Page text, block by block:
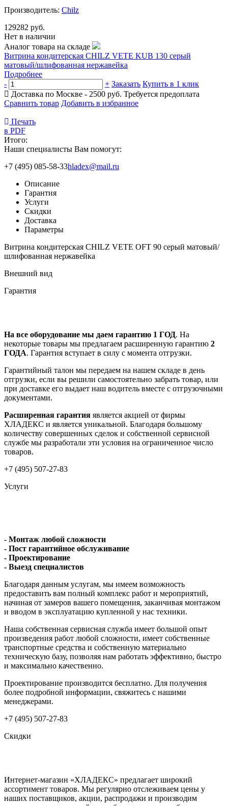
Производитель: Chilz
129282 руб.
Нет в наличии
Аналог товара на складе
Витрина кондитерская CHILZ VETE KUB 130 серый
матовый/шлифованная нержавейка
Подробнее
-
+ Заказать Купить в 1 клик
Доставка по Москве - 2500 руб. Требуется предоплата
Сравнить товар Добавить в избранное
Печать
в PDF
Итого:
Наши специалисты Вам помогут:
+7 (495) 085-58-33hladex@mail.ru
Описание
Гарантия
Услуги
Скидки
Доставка
Параметры
Витрина кондитерская CHILZ VETE OFT 90 серый матовый/
шлифованная нержавейка
Внешний вид
Гарантия
На все оборудование мы даем гарантию 1 ГОД. На
некоторые товары мы предлагаем расширенную гарантию 2
ГОДА. Гарантия вступает в силу с момента отгрузки.
Гарантийный талон мы передаем на нашем складе в день
отгрузки, если вы решили самостоятельно забрать товар, или
при доставке его выдает наш водитель вместе с отгрузочными
документами.
Расширенная гарантия является акцией от фирмы
ХЛАДЕКС и является уникальной. Благодаря большому
количеству совершенных сделок и собственной сервисной
службе мы разработали эти условия на ограниченное число
товаров.
+7 (495) 507-27-83
Услуги
- Монтаж любой сложности
- Пост гарантийное обслуживание
- Проектирование
- Выезд специалистов
Благодаря данным услугам, мы имеем возможность
предоставить вам полный комплекс работ и мероприятий,
начиная от замеров вашего помещения, заканчивая монтажом
и вводом в эксплуатацию купленной у нас техники.
Наша собственная сервисная служба имеет большой опыт
произведения работ любой сложности, имеет собственные
транспортные средства и собственную материально
техническую базу, позволяя нам работать эффективно, быстро
и максимально качественно.
Проектирование производится бесплатно. Для получения
более подробной информации, свяжитесь с нашими
менеджерами.
+7 (495) 507-27-83
Скидки
Интернет-магазин «ХЛАДЕКС» предлагает широкий
ассортимент товаров. Мы регулярно отслеживаем цены у
наших поставщиков, акции, распродажи и производим